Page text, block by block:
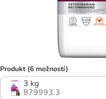
Produkt (6 možností)
3 kg
879993.3